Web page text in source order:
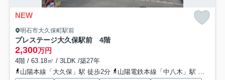
NEW
明石市大久保町駅前
プレステージ大久保駅前 4階
2,300万円
4階 / 63.18㎡ / 3LDK /築27年
山陽本線「大久保」駅 徒歩2分
山陽電鉄本線「中八木」駅 徒歩24分